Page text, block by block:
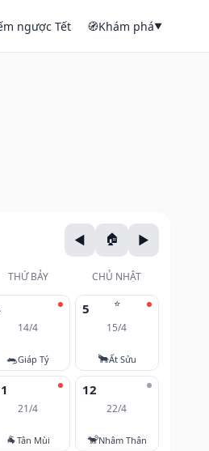
ngược Tết 🧭Khám phá▼
THỨ BẢY CHỦ NHẬT
14/4
🐀Giáp Tý
⭐
5
15/4
🐂Ất Sửu
21/4
🐐Tân Mùi
12
22/4
🐒Nhâm Thân